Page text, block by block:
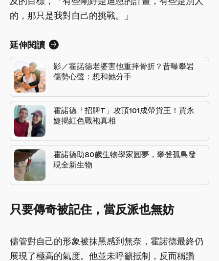
的，那只是我對自己的挑戰。」
延伸閱讀
影／霍諾德老婆害他重摔骨折？昔曝攀岩
傷勢心聲：想和她分手
霍諾德「招牌T」攻頂101成帶貨王！賈永
婕揭紅色戰袍真相
霍諾德助80歲生物學家圓夢，攀登孤島發
現全新生物
只要傳奇被記住，當反派也無妨
儘管對自己的形象被抹黑感到無奈，霍諾德最終仍
展現了極高的氣度。他並未呼籲抵制，反而稱讚